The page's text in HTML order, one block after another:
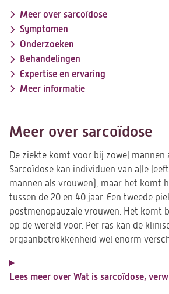
Meer over sarcoïdose
Symptomen
Onderzoeken
Behandelingen
Expertise en ervaring
Meer informatie
Meer over sarcoïdose
De ziekte komt voor bij zowel mannen
Sarcoïdose kan individuen van alle
mannen als vrouwen), maar het komt
tussen de 20 en 40 jaar. Een tweede
postmenopauzale vrouwen. Het komt
op de wereld voor. Per ras kan de
orgaanbetrokkenheid wel enorm
Lees meer over Wat is sarcoïdose,